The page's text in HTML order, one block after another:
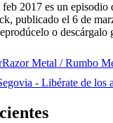
2017 es un episodio
publicado el 6 de
o descárgalo
Razor Metal / Rumbo
- Libérate de los